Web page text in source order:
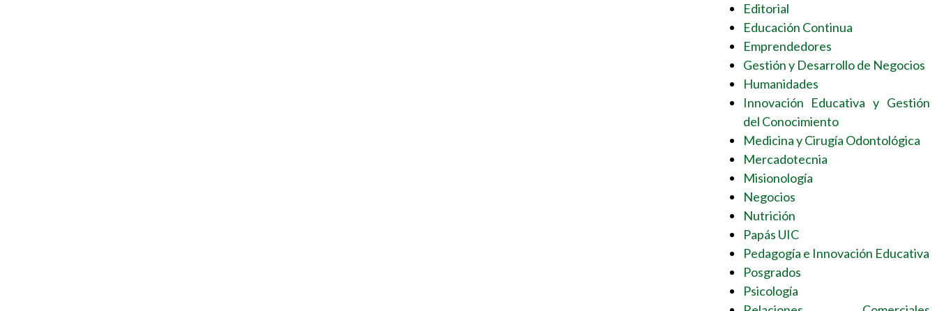
Editorial
Educación Continua
Emprendedores
Gestión y Desarrollo de Negocios
Humanidades
Innovación Educativa y Gestión
del Conocimiento
Medicina y Cirugía Odontológica
Mercadotecnia
Misionología
Negocios
Nutrición
Papás UIC
Pedagogía e Innovación Educativa
Posgrados
Psicología